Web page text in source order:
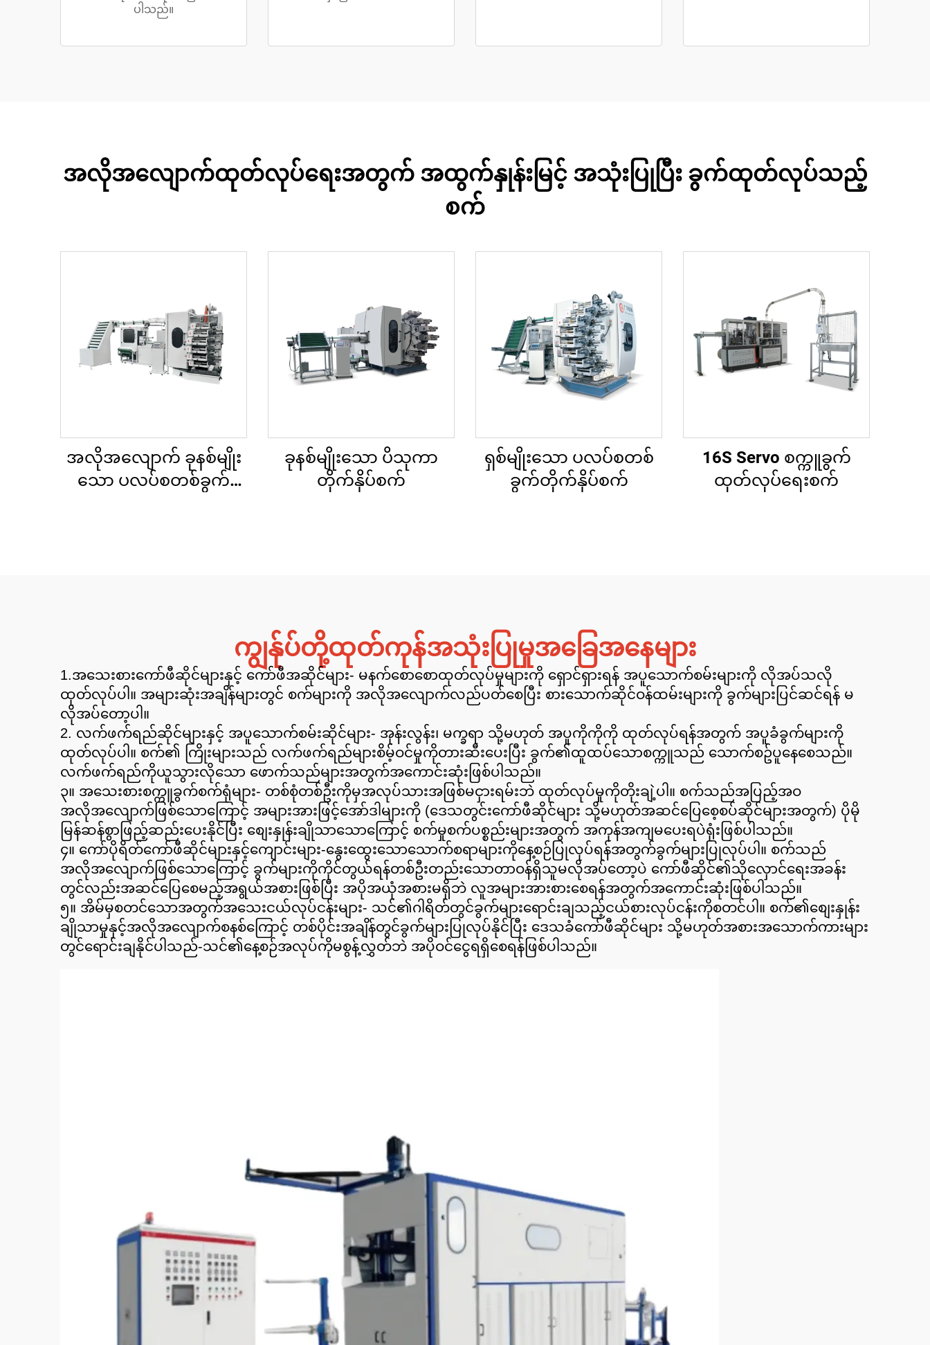
ပါသည်။
အလိုအလျောက်ထုတ်လုပ်ရေးအတွက် အထွက်နှုန်းမြင့် အသုံးပြုပြီး ခွက်ထုတ်လုပ်သည့်
စက်
အလိုအလျောက် ခုနစ်မျိုး
သော ပလပ်စတစ်ခွက်
ခုနစ်မျိုးသော ပိသုကာ
တိုက်နှိပ်စက်
ရှစ်မျိုးသော ပလပ်စတစ်
ခွက်တိုက်နှိပ်စက်
16S Servo စက္ကူခွက်
ထုတ်လုပ်ရေးစက်
ကျွန်ုပ်တို့ထုတ်ကုန်အသုံးပြုမှုအခြေအနေများ
1.အသေးစားကော်ဖီဆိုင်များနှင့် ကော်ဖီအဆိုင်များ- မနက်စောစောထုတ်လုပ်မှုများကို ရှောင်ရှားရန် အပူသောက်စမ်းများကို လိုအပ်သလို
ထုတ်လုပ်ပါ။ အများဆုံးအချိန်များတွင် စက်များကို အလိုအလျောက်လည်ပတ်စေပြီး စားသောက်ဆိုင်ဝန်ထမ်းများကို ခွက်များပြင်ဆင်ရန် မ
လိုအပ်တော့ပါ။
2. လက်ဖက်ရည်ဆိုင်များနှင့် အပူသောက်စမ်းဆိုင်များ- အုန်းလွန်း၊ မက္ခရာ သို့မဟုတ် အပူကိုကိုကို ထုတ်လုပ်ရန်အတွက် အပူခံခွက်များကို
ထုတ်လုပ်ပါ။ စက်၏ ကြိုးများသည် လက်ဖက်ရည်များစိမ့်ဝင်မှုကိုတားဆီးပေးပြီး ခွက်၏ထူထပ်သောစက္ကူသည် သောက်စဥ်ပူနေစေသည်။
လက်ဖက်ရည်ကိုယူသွားလိုသော ဖောက်သည်များအတွက်အကောင်းဆုံးဖြစ်ပါသည်။
၃။ အသေးစားစက္ကူခွက်စက်ရုံများ- တစ်စုံတစ်ဦးကိုမှအလုပ်သားအဖြစ်မငှားရမ်းဘဲ ထုတ်လုပ်မှုကိုတိုးချဲ့ပါ။ စက်သည်အပြည့်အဝ
အလိုအလျောက်ဖြစ်သောကြောင့် အများအားဖြင့်အော်ဒါများကို (ဒေသတွင်းကော်ဖီဆိုင်များ သို့မဟုတ်အဆင်ပြေစေ့စပ်ဆိုင်များအတွက်) ပိုမို
မြန်ဆန်စွာဖြည့်ဆည်းပေးနိုင်ပြီး စျေးနှုန်းချိုသာသောကြောင့် စက်မှုစက်ပစ္စည်းများအတွက် အကုန်အကျမပေးရပဲရုံးဖြစ်ပါသည်။
၄။ ကော်ပိုရိတ်ကော်ဖီဆိုင်များနှင့်ကျောင်းများ-နွေးထွေးသောသောက်စရာများကိုနေ့စဉ်ပြုလုပ်ရန်အတွက်ခွက်များပြုလုပ်ပါ။ စက်သည်
အလိုအလျောက်ဖြစ်သောကြောင့် ခွက်များကိုကိုင်တွယ်ရန်တစ်ဦးတည်းသောတာဝန်ရှိသူမလိုအပ်တော့ပဲ ကော်ဖီဆိုင်၏သိုလှောင်ရေးအခန်း
တွင်လည်းအဆင်ပြေစေမည့်အရွယ်အစားဖြစ်ပြီး အပိုအယုံအစားမရှိဘဲ လူအများအားစားစေရန်အတွက်အကောင်းဆုံးဖြစ်ပါသည်။
၅။ အိမ်မှစတင်သောအတွက်အသေးငယ်လုပ်ငန်းများ- သင်၏ဂါရိတ်တွင်ခွက်များရောင်းချသည့်ငယ်စားလုပ်ငန်းကိုစတင်ပါ။ စက်၏စျေးနှုန်း
ချိုသာမှုနှင့်အလိုအလျောက်စနစ်ကြောင့် တစ်ပိုင်းအချိန်တွင်ခွက်များပြုလုပ်နိုင်ပြီး ဒေသခံကော်ဖီဆိုင်များ သို့မဟုတ်အစားအသောက်ကားများ
တွင်ရောင်းချနိုင်ပါသည်-သင်၏နေ့စဉ်အလုပ်ကိုမစွန့်လွှတ်ဘဲ အပိုဝင်ငွေရရှိစေရန်ဖြစ်ပါသည်။